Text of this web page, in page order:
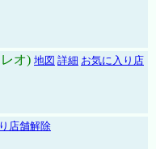
オ) 地図 詳細 お気に入り店
店舗解除